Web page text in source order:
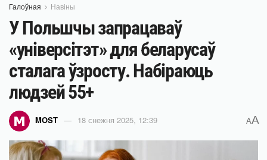
Галоўная Навіны
У Польшчы запрацаваў
«універсітэт» для беларусаў
сталага ўзросту. Набіраюць
людзей 55+
MOST 18 снежня 2025, 12:39 AA